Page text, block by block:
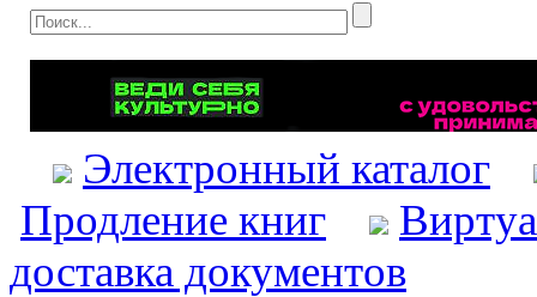
Электронный каталог
Продление книг
доставка документов